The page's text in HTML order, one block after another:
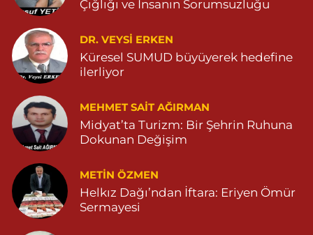
0 (482) 591 10 91
Turan Eczanesi
TEPEBAŞI MAHALLE KISMETLİ CADDE NO:59D SAĞLIK OCAĞI
YANI 04823813670
0 (482) 381 36 70 Yol Tarifi Al
Çığlığı ve İnsanın Sorumsuzluğu
DR. VEYSI ERKEN
Küresel SUMUD büyüyerek hedefine
ilerliyor
MEHMET SAIT AĞIRMAN
Midyat’ta Turizm: Bir Şehrin Ruhuna
Dokunan Değişim
METIN ÖZMEN
Helkız Dağı’ndan İftara: Eriyen Ömür
Sermayesi